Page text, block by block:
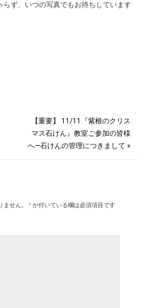
ず、いつの写真でもお待ちしています
【重要】 11/11『紫根のクリス
マス石けん』教室ご参加の皆様
へ―石けんの管理につきまして »
せん。 *が付いている欄は必須項目です